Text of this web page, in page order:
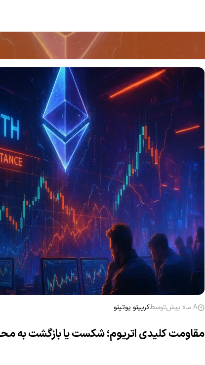
8 ماه پیش توسطکریپتو پوتیتو
مقاومت کلیدی اتریوم؛ شکست یا بازگشت به